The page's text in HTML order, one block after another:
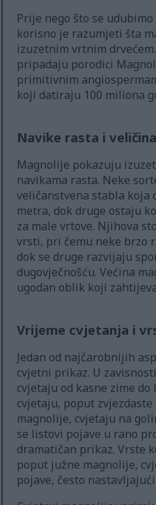
Prije nego što se
korisno je razumjeti šta
izuzetnim vrtnim
pripadaju porodici
primitivnim
koji datiraju 100 miliona
Navike rasta i veličina
Magnolije pokazuju
navikama rasta. Neke
veličanstvena stabla koja
metra, dok druge ostaju
za male vrtove. Njihova
vrsti, pri čemu neke brzo
dok se druge razvijaju
dugovječnošću. Većina
ugodan oblik koji
Vrijeme cvjetanja i
Jedan od najčarobnijih
cvjetni prikaz. U
cvjetaju od kasne zime
cvjetaju, poput
magnolije, cvjetaju na
se listovi pojave u rano
dramatičan prikaz. Vrste
poput južne magnolije,
pojave, često